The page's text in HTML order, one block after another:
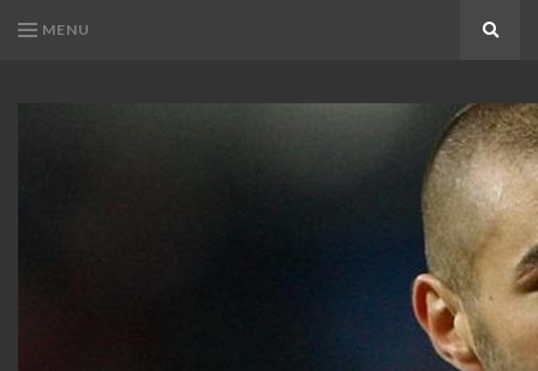
MENU